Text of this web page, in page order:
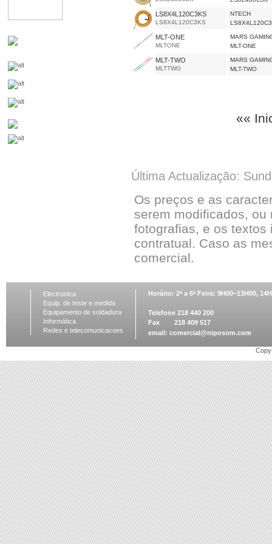
LS8X4L120C3KS
LS8X4L120C3KS
NTECH
MLT-ONE
MLTONE
MARS
MLT-ONE
MLT-TWO
MLTTWO
MARS
MLT-TWO
««
Última Actualização:
Os preços e as
serem modificados, ou
fotografias, e os
contratual. Caso as
comercial.
Electronica
Equip. de teste e medida
Equipamento de soldadura
Informática
Redes e telecomunicacoes
Horário: 2ª a 6ª Feira: 9H00~13H00,
Telefone 218 440 200
Fax 218 409 517
email: comercial@niposom.com